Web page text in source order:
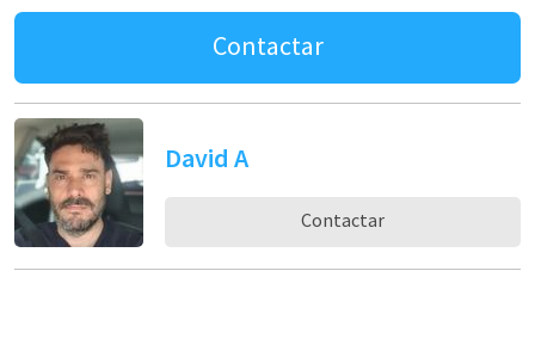
Contactar
David A
Contactar